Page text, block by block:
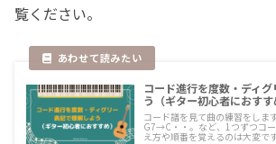
覧ください。
コード進行を度数・ディ
う（ギター初心者におすす
コード譜を見て曲の練習をしま
G7→C・・。など、1つずつコ
え方や順番を覚えるのは大変で